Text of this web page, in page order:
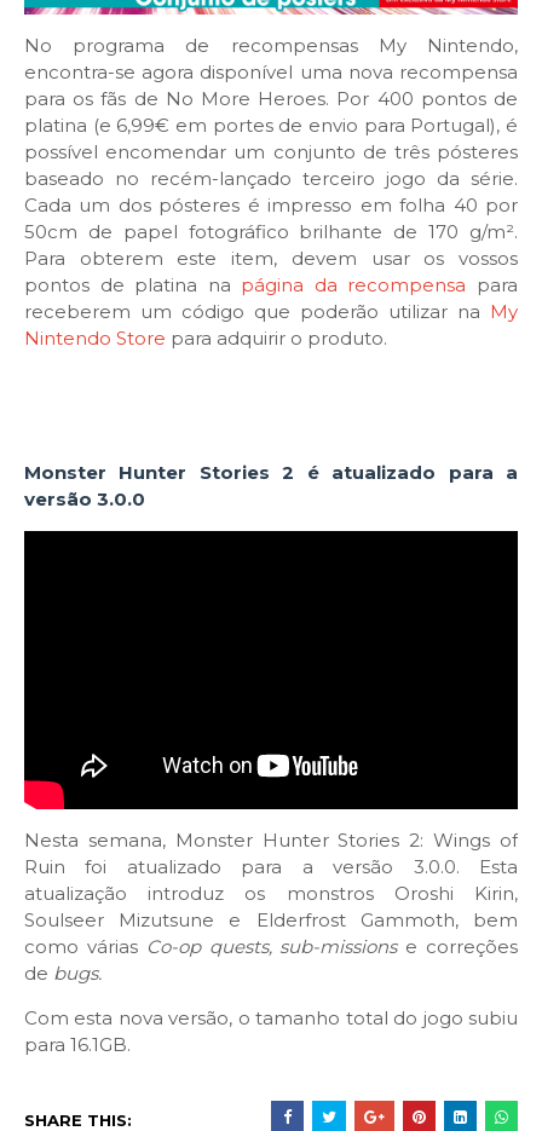
No programa de recompensas My Nintendo,
encontra-se agora disponível uma nova recompensa
para os fãs de No More Heroes. Por 400 pontos de
platina (e 6,99€ em portes de envio para Portugal), é
possível encomendar um conjunto de três pósteres
baseado no recém-lançado terceiro jogo da série.
Cada um dos pósteres é impresso em folha 40 por
50cm de papel fotográfico brilhante de 170 g/m².
Para obterem este item, devem usar os vossos
pontos de platina na página da recompensa para
receberem um código que poderão utilizar na My
Nintendo Store para adquirir o produto.
Monster Hunter Stories 2 é atualizado para a
versão 3.0.0
Nesta semana, Monster Hunter Stories 2: Wings of
Ruin foi atualizado para a versão 3.0.0. Esta
atualização introduz os monstros Oroshi Kirin,
Soulseer Mizutsune e Elderfrost Gammoth, bem
como várias Co-op quests, sub-missions e correções
de bugs.
Com esta nova versão, o tamanho total do jogo subiu
para 16.1GB.
SHARE THIS: